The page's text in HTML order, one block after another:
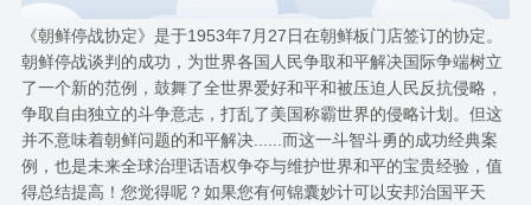
《朝鲜停战协定》是于1953年7月27日在朝鲜板门店签订的协定。
朝鲜停战谈判的成功，为世界各国人民争取和平解决国际争端树立
了一个新的范例，鼓舞了全世界爱好和平和被压迫人民反抗侵略，
争取自由独立的斗争意志，打乱了美国称霸世界的侵略计划。但这
并不意味着朝鲜问题的和平解决......而这一斗智斗勇的成功经典案
例，也是未来全球治理话语权争夺与维护世界和平的宝贵经验，值
得总结提高！您觉得呢？如果您有何锦囊妙计可以安邦治国平天